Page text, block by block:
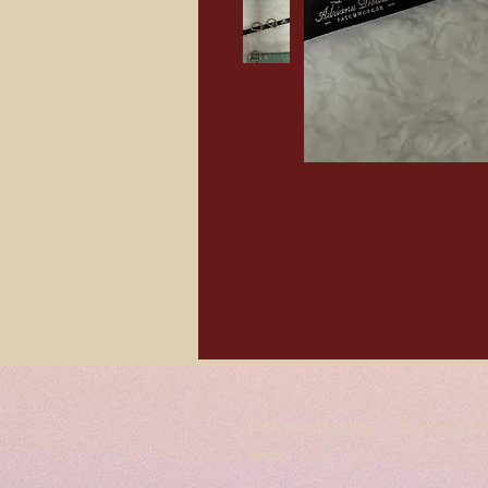
Adriana Dourado — Mais que
amor.